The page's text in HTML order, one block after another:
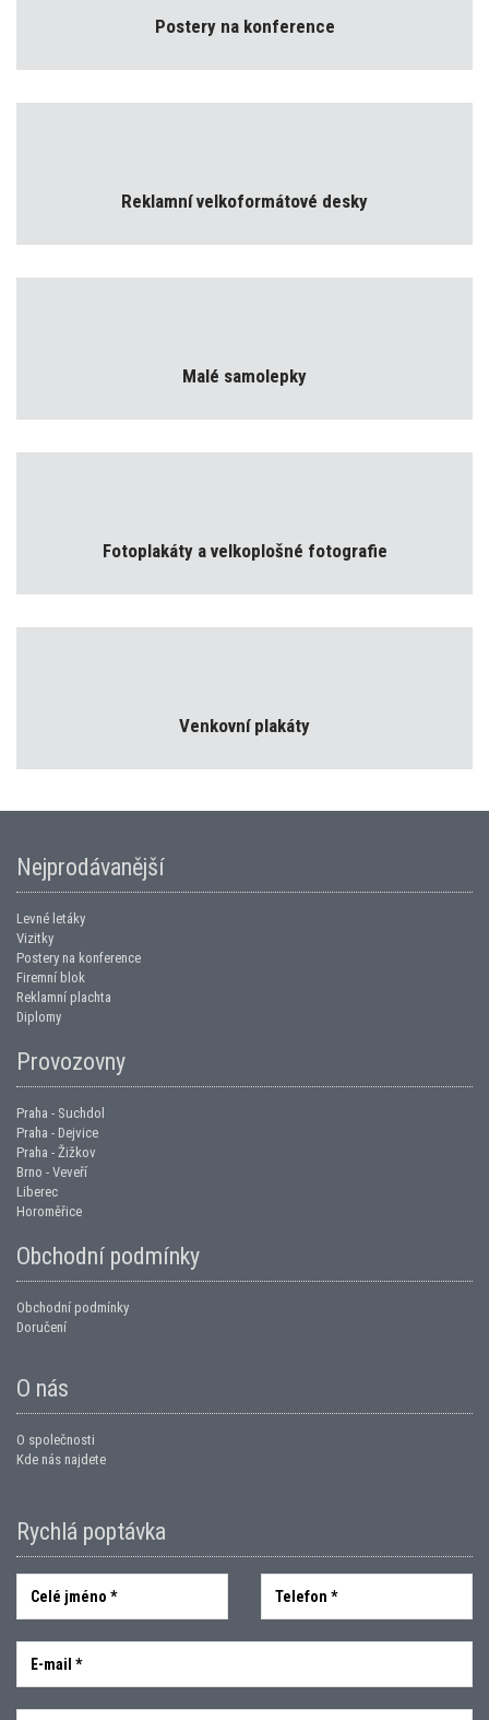
Postery na konference
Reklamní velkoformátové desky
Malé samolepky
Fotoplakáty a velkoplošné fotografie
Venkovní plakáty
Nejprodávanější
Levné letáky
Vizitky
Postery na konference
Firemní blok
Reklamní plachta
Diplomy
Provozovny
Praha - Suchdol
Praha - Dejvice
Praha - Žižkov
Brno - Veveří
Liberec
Horoměřice
Obchodní podmínky
Obchodní podmínky
Doručení
O nás
O společnosti
Kde nás najdete
Rychlá poptávka